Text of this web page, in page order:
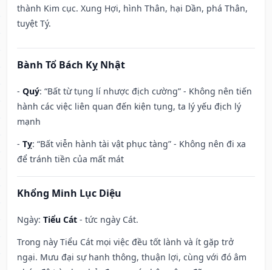
thành Kim cục. Xung Hợi, hình Thân, hại Dần, phá Thân,
tuyệt Tý.
Bành Tổ Bách Kỵ Nhật
- Quý: “Bất từ tụng lí nhược địch cường” - Không nên tiến
hành các việc liên quan đến kiện tụng, ta lý yếu địch lý
mạnh
- Tỵ: “Bất viễn hành tài vật phục tàng” - Không nên đi xa
để tránh tiền của mất mát
Khổng Minh Lục Diệu
Ngày: Tiểu Cát - tức ngày Cát.
Trong này Tiểu Cát mọi việc đều tốt lành và ít gặp trở
ngại. Mưu đại sự hanh thông, thuận lợi, cùng với đó âm